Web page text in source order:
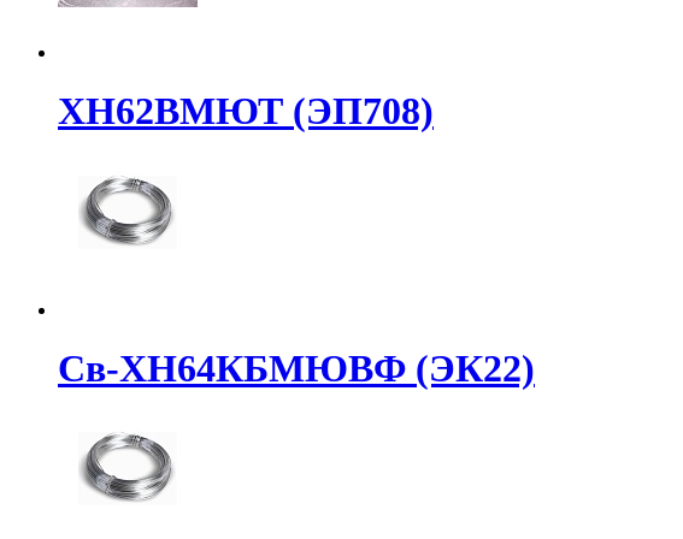
ХН62ВМЮТ (ЭП708)
Св-ХН64КБМЮВФ (ЭК22)